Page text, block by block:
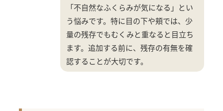
「不自然なふくらみが気になる」とい
う悩みです。特に目の下や頬では、少
量の残存でもむくみと重なると目立ち
ます。追加する前に、残存の有無を確
認することが大切です。